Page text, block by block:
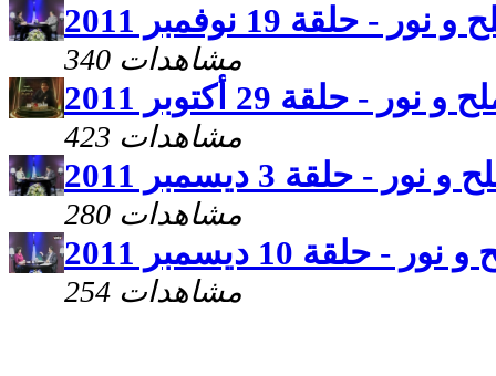
نور - حلقة 19 نوفمبر 2011
340 مشاهدات
و نور - حلقة 29 أكتوبر 2011
423 مشاهدات
و نور - حلقة 3 ديسمبر 2011
280 مشاهدات
- حلقة 10 ديسمبر 2011
254 مشاهدات